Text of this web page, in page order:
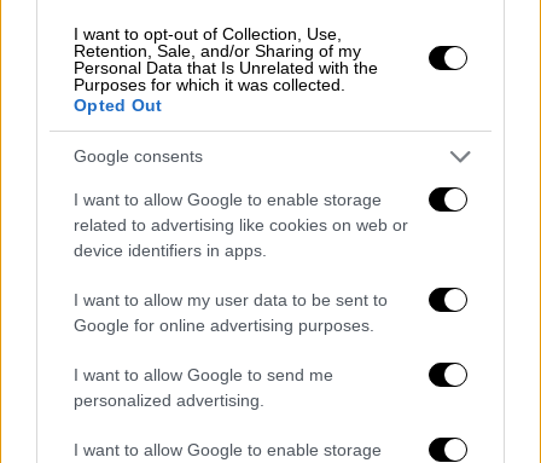
I want to opt-out of Collection, Use,
Retention, Sale, and/or Sharing of my
Personal Data that Is Unrelated with the
Purposes for which it was collected.
Opted Out
Google consents
I want to allow Google to enable storage
related to advertising like cookies on web or
device identifiers in apps.
I want to allow my user data to be sent to
Google for online advertising purposes.
I want to allow Google to send me
personalized advertising.
I want to allow Google to enable storage
προπαντός τις Κυριακές.
Έχει λοιπόν νόημα να μετακινήσουμε τη
ζήτηση εκεί που υπάρχει η
αυτό θα επιτρέψει να είναι φθηνότερα τα
αυτή τη στιγμή αναλογικούς μετρητές, που
δεν είναι “έξυπνοι”, αλλά έχουν δύο ζώνες.
ζώνες, μία τις μεσημεριανές ώρες και τα
Σαββατοκύριακα -όλο το Σαββατοκύριακο.
Αυτό, νομίζω, μέχρι την αρχή του χρόνου θα
μπορέσουμε να το εισάγουμε», δήλωσε ο